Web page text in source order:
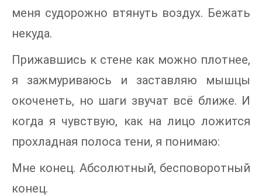
меня судорожно втянуть воздух. Бежать
некуда.
Прижавшись к стене как можно плотнее,
я зажмуриваюсь и заставляю мышцы
окоченеть, но шаги звучат всё ближе. И
когда я чувствую, как на лицо ложится
прохладная полоса тени, я понимаю:
Мне конец. Абсолютный, бесповоротный
конец.